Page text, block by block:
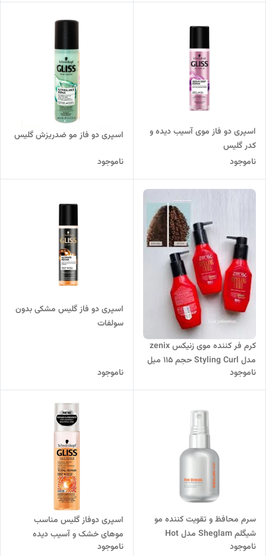
اسپری دو فاز موی آسیب دیده و
کدر گلیس
ناموجود
اسپری دو فاز مو ضدریزش گلیس
ناموجود
کرم فر کننده موی زنیکس zenix
مدل Styling Curl حجم 115 میل
ناموجود
اسپری دو فاز گلیس مشکی بدون
سولفات
ناموجود
سرم محافظ و تقویت کننده مو
شیگلم Sheglam مدل Hot
Streak نقره ای
ناموجود
اسپری دوفاز گلیس مناسب
موهای خشک و آسیب دیده
ناموجود